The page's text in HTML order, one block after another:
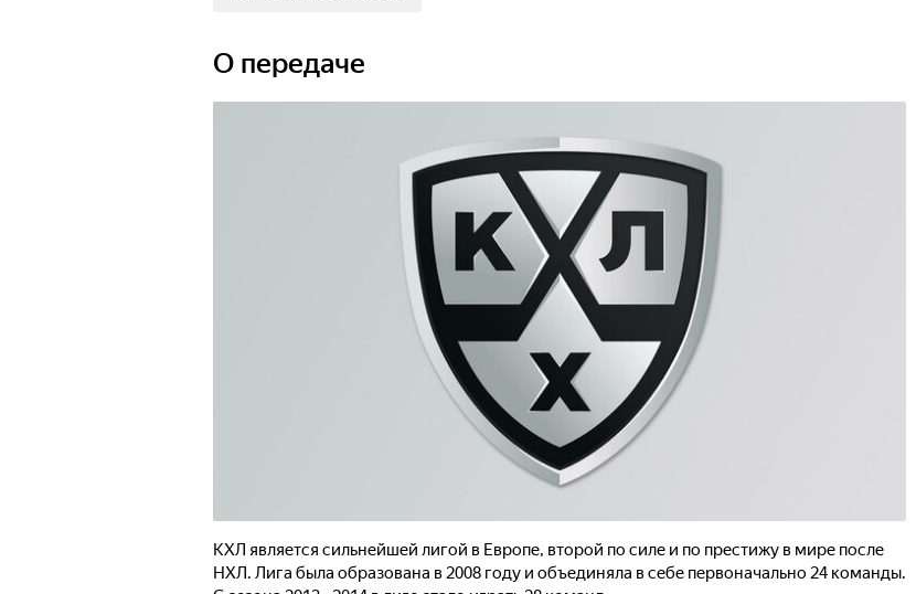
О передаче
КХЛ является сильнейшей лигой в Европе, второй по силе и по престижу в мире после
НХЛ. Лига была образована в 2008 году и объединяла в себе первоначально 24 команды.